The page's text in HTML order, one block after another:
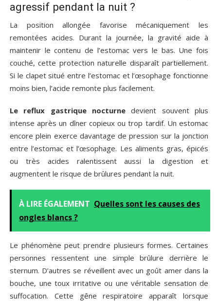
agressif pendant la nuit ?
La position allongée favorise mécaniquement les
remontées acides. Durant la journée, la gravité aide à
maintenir le contenu de l’estomac vers le bas. Une fois
couché, cette protection naturelle disparaît partiellement.
Si le clapet situé entre l’estomac et l’œsophage fonctionne
moins bien, l’acide remonte plus facilement.
Le reflux gastrique nocturne devient souvent plus
intense après un dîner copieux ou trop tardif. Un estomac
encore plein exerce davantage de pression sur la jonction
entre l’estomac et l’œsophage. Les aliments gras, épicés
ou très acides ralentissent aussi la digestion et
augmentent le risque de brûlures pendant la nuit.
À LIRE ÉGALEMENT Quelles sont les causes des
ongles blancs ?
Le phénomène peut prendre plusieurs formes. Certaines
personnes ressentent une simple brûlure derrière le
sternum. D’autres se réveillent avec un goût amer dans la
bouche, une toux irritative ou une véritable sensation de
suffocation. Cette gêne respiratoire apparaît lorsque